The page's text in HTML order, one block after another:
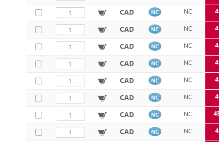
CAD NC NC
CAD NC NC
CAD NC NC
CAD NC NC
CAD NC NC
CAD NC NC
CAD NC NC
CAD NC NC